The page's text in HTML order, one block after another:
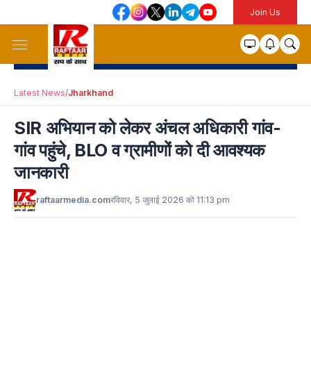
Join Us
Latest News/Jharkhand
SIR अभियान को लेकर अंचल अधिकारी गांव-
गांव पहुंचे, BLO व ग्रामीणों को दी आवश्यक
जानकारी
raftaarmedia.comरविवार, 5 जुलाई 2026 को 11:13 pm